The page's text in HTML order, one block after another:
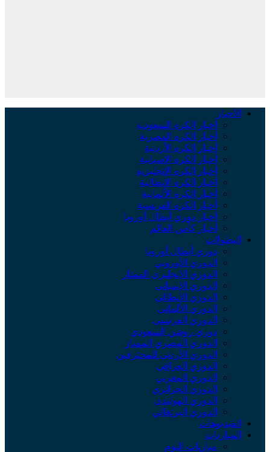
الأخبار
أخبار الكرة السعودية
أخبار الكرة المصرية
أخبار الكرة الأردنية
أخبار الكرة الإسبانية
أخبار الكرة الإنجليزية
أخبار الكرة الإيطالية
أخبار الكرة الألمانية
أخبار الكرة الفرنسية
أخبار دوري أبطال أوروبا
أخبار كأس العالم
البطولات
دوري أبطال أوروبا
الدوري الأوروبي
الدوري الإنجليزي الممتاز
الدوري الإسباني
الدوري الإيطالي
الدوري الألماني
الدوري الفرنسي
دوري روشن السعودي
الدوري المصري الممتاز
الدوري الأردني للمحترفين
الدوري العراقي
الدوري المغربي
الدوري الجزائري
الدوري الهولندي
الدوري البرتغالي
الفيديوهات
المباريات
مباريات اليوم